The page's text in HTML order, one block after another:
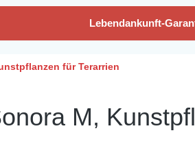
Lebendankunft-
für Terarrien
M,